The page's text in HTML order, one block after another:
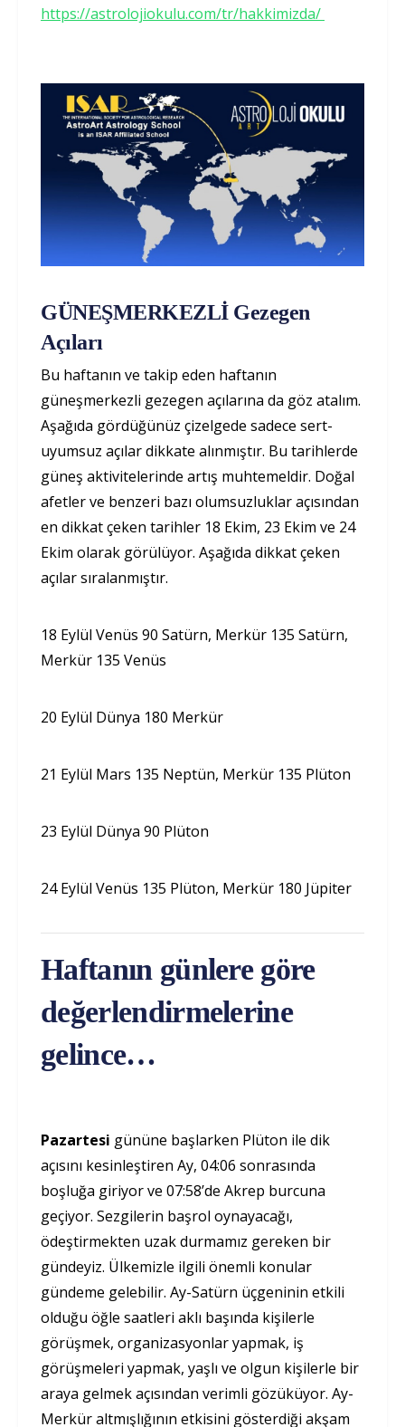
https://astrolojiokulu.com/tr/hakkimizda/
GÜNEŞMERKEZLİ Gezegen
Açıları
Bu haftanın ve takip eden haftanın
güneşmerkezli gezegen açılarına da göz atalım.
Aşağıda gördüğünüz çizelgede sadece sert-
uyumsuz açılar dikkate alınmıştır. Bu tarihlerde
güneş aktivitelerinde artış muhtemeldir. Doğal
afetler ve benzeri bazı olumsuzluklar açısından
en dikkat çeken tarihler 18 Ekim, 23 Ekim ve 24
Ekim olarak görülüyor. Aşağıda dikkat çeken
açılar sıralanmıştır.
18 Eylül Venüs 90 Satürn, Merkür 135 Satürn,
Merkür 135 Venüs
20 Eylül Dünya 180 Merkür
21 Eylül Mars 135 Neptün, Merkür 135 Plüton
23 Eylül Dünya 90 Plüton
24 Eylül Venüs 135 Plüton, Merkür 180 Jüpiter
Haftanın günlere göre
değerlendirmelerine
gelince…
Pazartesi gününe başlarken Plüton ile dik
açısını kesinleştiren Ay, 04:06 sonrasında
boşluğa giriyor ve 07:58’de Akrep burcuna
geçiyor. Sezgilerin başrol oynayacağı,
ödeştirmekten uzak durmamız gereken bir
gündeyiz. Ülkemizle ilgili önemli konular
gündeme gelebilir. Ay-Satürn üçgeninin etkili
olduğu öğle saatleri aklı başında kişilerle
görüşmek, organizasyonlar yapmak, iş
görüşmeleri yapmak, yaşlı ve olgun kişilerle bir
araya gelmek açısından verimli gözüküyor. Ay-
Merkür altmışlığının etkisini gösterdiği akşam